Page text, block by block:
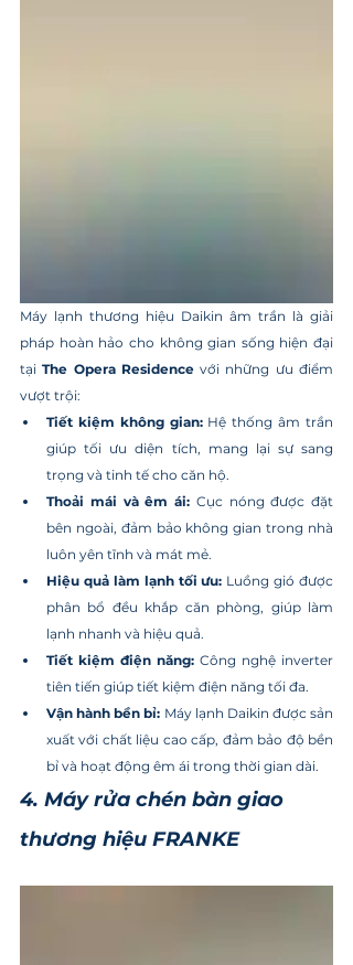
Máy lạnh thương hiệu Daikin âm trần là giải
pháp hoàn hảo cho không gian sống hiện đại
tại The Opera Residence với những ưu điểm
vượt trội:
Tiết kiệm không gian: Hệ thống âm trần
giúp tối ưu diện tích, mang lại sự sang
trọng và tinh tế cho căn hộ.
Thoải mái và êm ái: Cục nóng được đặt
bên ngoài, đảm bảo không gian trong nhà
luôn yên tĩnh và mát mẻ.
Hiệu quả làm lạnh tối ưu: Luồng gió được
phân bổ đều khắp căn phòng, giúp làm
lạnh nhanh và hiệu quả.
Tiết kiệm điện năng: Công nghệ inverter
tiên tiến giúp tiết kiệm điện năng tối đa.
Vận hành bền bỉ: Máy lạnh Daikin được sản
xuất với chất liệu cao cấp, đảm bảo độ bền
bỉ và hoạt động êm ái trong thời gian dài.
4. Máy rửa chén bàn giao
thương hiệu FRANKE